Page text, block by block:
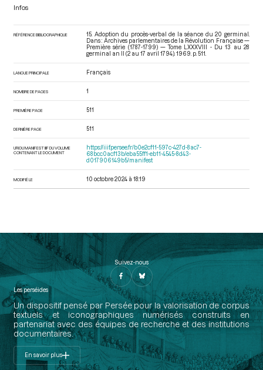
Infos
RÉFÉRENCE BIBLIOGRAPHIQUE
15. Adoption du procès-verbal de la séance du 20 germinal.
Dans : Archives parlementaires de la Révolution Française —
Première série (1787-1799) — Tome LXXXVIII - Du 13 au 28
germinal an II (2 au 17 avril 1794) . 1969. p. 511.
LANGUE PRINCIPALE Français
NOMBRE DE PAGES 1
PREMIÈRE PAGE 511
DERNIÈRE PAGE 511
URI DU MANIFEST IIIF DU VOLUME
CONTENANT LE DOCUMENT
https://iiif.persee.fr/b0e2cf11-597c-427d-8ac7-
68bcc0acf13b/eba55ff1-eb11-4545-8d43-
d017906149b5/manifest
MODIFIÉ LE 10 octobre 2024 à 18:19
Suivez-nous
Les perséides
Un dispositif pensé par Persée pour la valorisation de corpus
textuels et iconographiques numérisés construits en
partenariat avec des équipes de recherche et des institutions
documentaires.
En savoir plus